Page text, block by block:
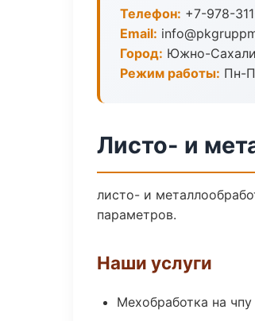
Телефон: +7-978-
Email:
Город: Южно-
Режим работы: Пн-
Листо- и
листо- и
параметров.
Наши услуги
Мехобработка на чпу